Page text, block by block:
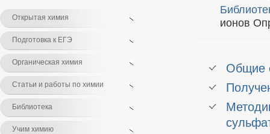
Открытая химия
Подготовка к ЕГЭ
Органическая химия
Статьи и работы по химии
Библиотека
Учим химию
ионов
Общие